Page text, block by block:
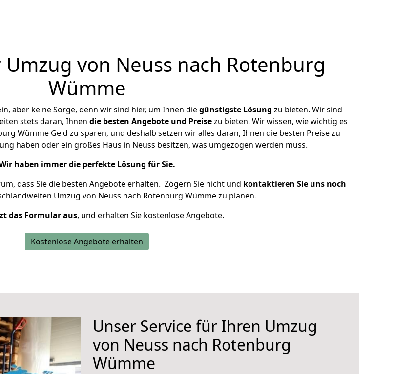
von Neuss nach Rotenburg
Wümme
aber keine Sorge, denn wir sind hier, um Ihnen diegünstigste Lösung zu bieten. Wir sind
stets daran, Ihnen die besten Angebote und Preisezu bieten. Wir wissen, wie wichtig es
Wümme Geld zu sparen, und deshalb setzen wir alles daran, Ihnen die besten Preise zu
haben oder ein großes Haus in Neuss besitzen, was umgezogen werden muss.
haben immer die perfekte Lösung für Sie.
dass Sie die besten Angebote erhalten. Zögern Sie nicht und kontaktieren Sie uns noch
Umzug von Neuss nach Rotenburg Wümme zu planen.
das Formular aus, und erhalten Sie kostenlose Angebote.
Kostenlose Angebote erhalten
Unser Service für Ihren Umzug
von Neuss nach Rotenburg
Wümme